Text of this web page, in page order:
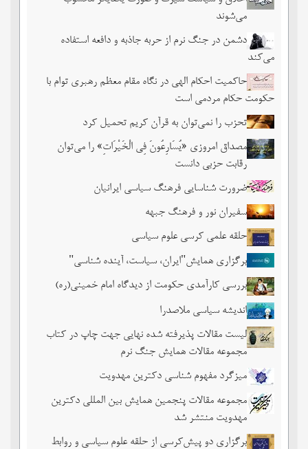
می‌شوند
دشمن در جنگ نرم از حربه جاذبه و دافعه استفاده
می‌کند
حاکمیت احکام الهی در نگاه مقام معظم رهبری توام با
حکومت حکام مردمی است
تحزب را نمی‌توان به قرآن کریم تحمیل کرد
مصداق امروزی «یُسَارِعُونَ فِی الْخَیْرَاتِ» را می‌توان
رقابت حزبی دانست
ضرورت شناسایی فرهنگ سیاسی ایرانیان
سفیران نور و فرهنگ جبهه
حلقه علمی کرسی علوم سیاسی
برگزاری همایش"ایران، سیاست، آینده شناسی"
بررسی کارآمدی حکومت از دیدگاه امام خمینی(ره)
اندیشه سیاسی ملاصدرا
لیست مقالات پذیرفته شده نهایی جهت چاپ در کتاب
مجموعه مقالات همایش جنگ نرم
میزگرد مفهوم شناسی دکترین مهدویت
مجموعه مقالات پنجمین همایش بین المللی دکترین
مهدویت منتشر شد
برگزاری دو پیش‌کرسی از حلقه علوم سیاسی و روابط